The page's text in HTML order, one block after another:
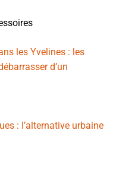
les Yvelines : les
d’un
: l’alternative urbaine